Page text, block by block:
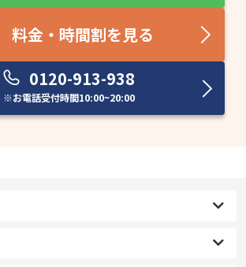
料金・時間割を見る
0120-913-938
※お電話受付時間10:00~20:00